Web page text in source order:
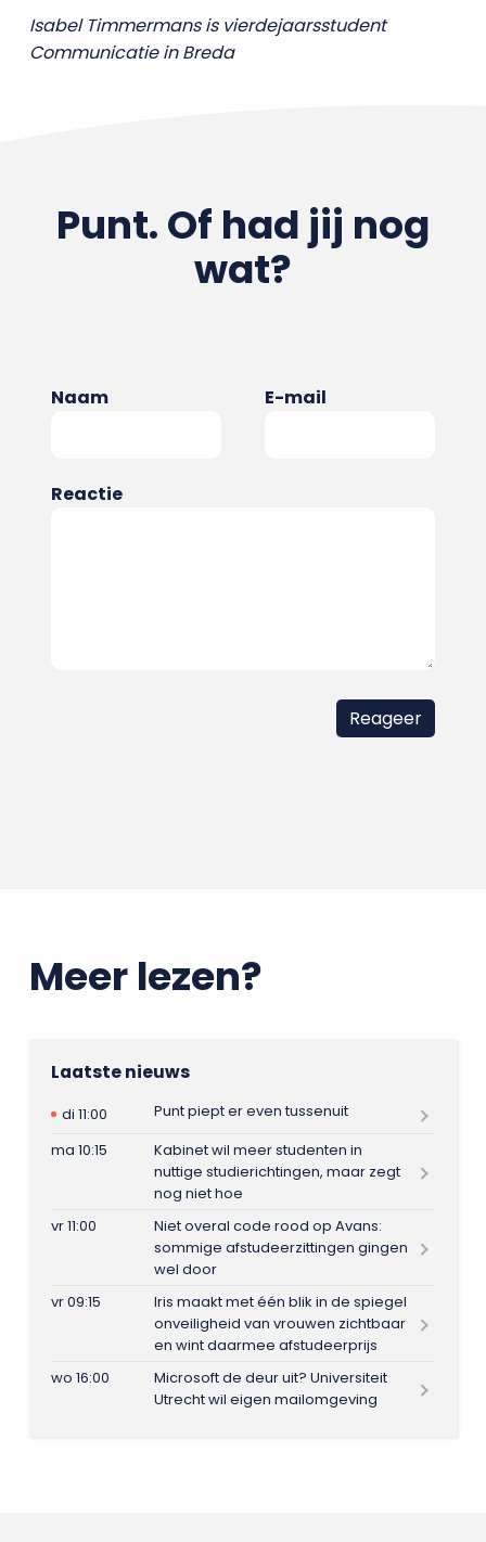
Isabel Timmermans is vierdejaarsstudent
Communicatie in Breda
Punt. Of had jij nog
wat?
Naam E-mail
Reactie
Meer lezen?
Laatste nieuws
di 11:00
Punt piept er even tussenuit
ma 10:15
Kabinet wil meer studenten in
nuttige studierichtingen, maar zegt
nog niet hoe
vr 11:00
Niet overal code rood op Avans:
sommige afstudeerzittingen gingen
wel door
vr 09:15
Iris maakt met één blik in de spiegel
onveiligheid van vrouwen zichtbaar
en wint daarmee afstudeerprijs
wo 16:00
Microsoft de deur uit? Universiteit
Utrecht wil eigen mailomgeving